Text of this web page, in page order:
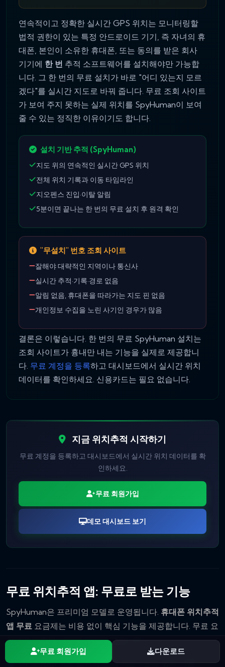
연속적이고 정확한 실시간 GPS 위치는 모니터링할
법적 권한이 있는 특정 안드로이드 기기, 즉 자녀의 휴
대폰, 본인이 소유한 휴대폰, 또는 동의를 받은 회사
기기에 한 번 추적 소프트웨어를 설치해야만 가능합
니다. 그 한 번의 무료 설치가 바로 "어디 있는지 모르
겠다"를 실시간 지도로 바꿔 줍니다. 무료 조회 사이트
가 보여 주지 못하는 실제 위치를 SpyHuman이 보여
줄 수 있는 정직한 이유이기도 합니다.
설치 기반 추적 (SpyHuman)
지도 위의 연속적인 실시간 GPS 위치
전체 위치 기록과 이동 타임라인
지오펜스 진입·이탈 알림
5분이면 끝나는 한 번의 무료 설치 후 원격 확인
"무설치" 번호 조회 사이트
잘해야 대략적인 지역이나 통신사
실시간 추적·기록·경로 없음
알림 없음, 휴대폰을 따라가는 지도 핀 없음
개인정보 수집을 노린 사기인 경우가 많음
결론은 이렇습니다. 한 번의 무료 SpyHuman 설치는
조회 사이트가 흉내만 내는 기능을 실제로 제공합니
다. 무료 계정을 등록하고 대시보드에서 실시간 위치
데이터를 확인하세요. 신용카드는 필요 없습니다.
지금 위치추적 시작하기
무료 계정을 등록하고 대시보드에서 실시간 위치 데이터를 확
인하세요.
무료 회원가입
데모 대시보드 보기
무료 위치추적 앱: 무료로 받는 기능
SpyHuman은 프리미엄 모델로 운영됩니다. 휴대폰 위치추적
앱 무료 요금제는 비용 없이 핵심 기능을 제공합니다. 무료 요
금제에 포함된 내용은 다음과 같습니다:
GPS 위치:지도 보기와 함께 최근 5건의 위치 기록
무료 회원가입 다운로드